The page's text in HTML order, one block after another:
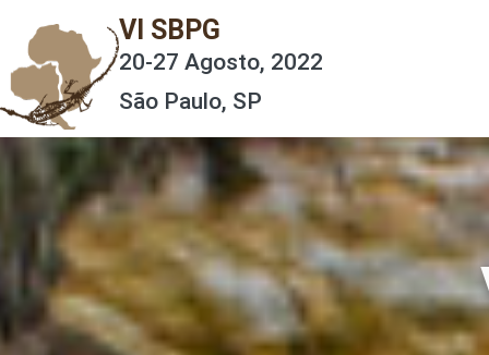
VI SBPG
20-27 Agosto, 2022
São Paulo, SP